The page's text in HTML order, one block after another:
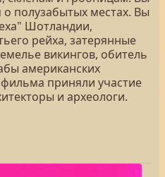
полузабытых местах. Вы
Шотландии,
рейха, затерянные
викингов, обитель
американских
фильма приняли участие
и археологи.